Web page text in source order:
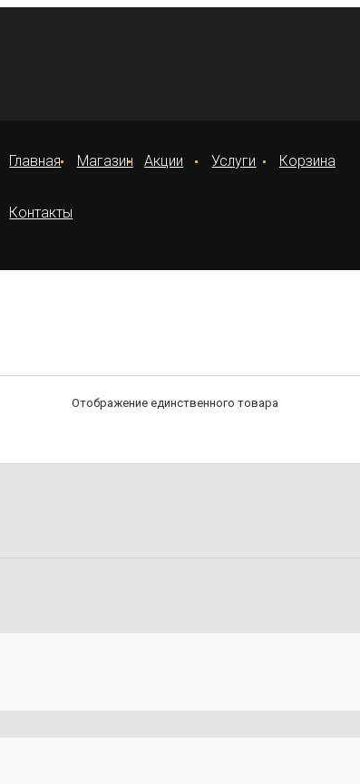
Главная Магазин Акции Услуги Корзина
Контакты
Отображение единственного товара